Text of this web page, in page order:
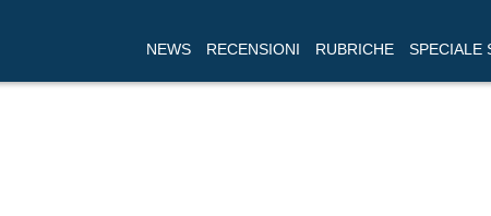
NEWS RECENSIONI RUBRICHE SPECIALE